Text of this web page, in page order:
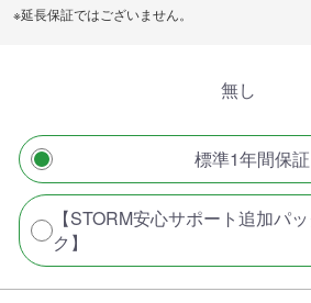
※延長保証ではございません。
無し
標準1年間保証
【STORM安心サポート追加パ
ク】